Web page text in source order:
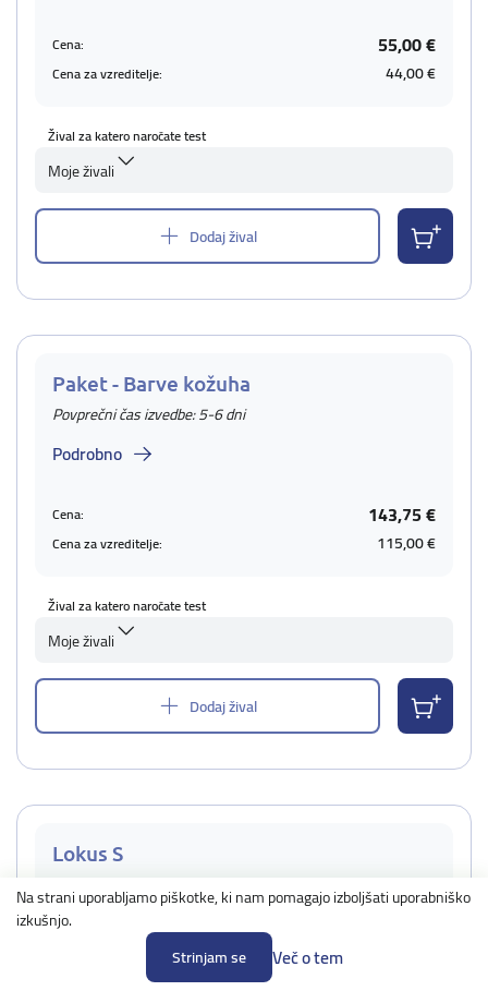
Na strani uporabljamo piškotke, ki nam pomagajo izboljšati uporabniško
izkušnjo.
Strinjam se
Več o tem
Cena: 55,00 €
Cena za vzreditelje: 44,00 €
Žival za katero naročate test
Moje živali
Dodaj žival
Paket - Barve kožuha
Povprečni čas izvedbe: 5-6 dni
Podrobno
Cena: 143,75 €
Cena za vzreditelje: 115,00 €
Žival za katero naročate test
Moje živali
Dodaj žival
Lokus S
Podrobno